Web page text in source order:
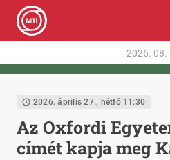
2026. 08.
2026. április 27., hétfő 11:30
Az Oxfordi
címét kapja meg